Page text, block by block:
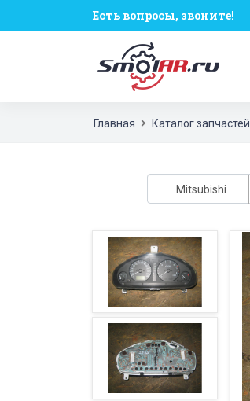
Есть вопросы, звоните!
Главная Каталог запчастей
Mitsubishi